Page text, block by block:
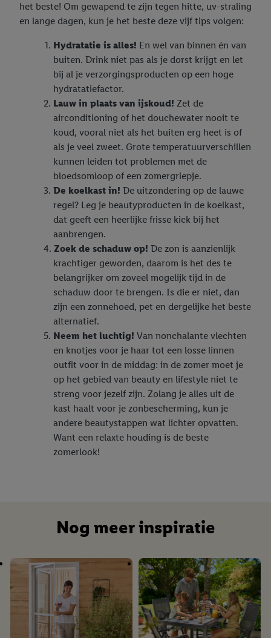
het beste! Om gewapend te zijn tegen hitte, uv-straling
en lange dagen, kun je het beste deze vijf tips volgen:
Hydratatie is alles! En wel van binnen én van
buiten. Drink niet pas als je dorst krijgt en let
bij al je verzorgingsproducten op een hoge
hydratatiefactor.
Lauw in plaats van ijskoud! Zet de
airconditioning of het douchewater nooit te
koud, vooral niet als het buiten erg heet is of
als je veel zweet. Grote temperatuurverschillen
kunnen leiden tot problemen met de
bloedsomloop of een zomergriepje.
De koelkast in! De uitzondering op de lauwe
regel? Leg je beautyproducten in de koelkast,
dat geeft een heerlijke frisse kick bij het
aanbrengen.
Zoek de schaduw op! De zon is aanzienlijk
krachtiger geworden, daarom is het des te
belangrijker om zoveel mogelijk tijd in de
schaduw door te brengen. Is die er niet, dan
zijn een zonnehoed, pet en dergelijke het beste
alternatief.
Neem het luchtig! Van nonchalante vlechten
en knotjes voor je haar tot een losse linnen
outfit voor in de middag: in de zomer moet je
op het gebied van beauty en lifestyle niet te
streng voor jezelf zijn. Zolang je alles uit de
kast haalt voor je zonbescherming, kun je
andere beautystappen wat lichter opvatten.
Want een relaxte houding is de beste
zomerlook!
Nog meer inspiratie